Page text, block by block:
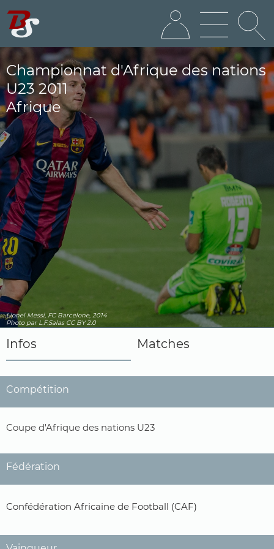
Championnat d'Afrique des nations
U23 2011
Afrique
Lionel Messi, FC Barcelone, 2014
Photopar L.F.Salas CC BY 2.0
Infos Matches
Compétition
Coupe d'Afrique des nations U23
Fédération
Confédération Africaine de Football (CAF)